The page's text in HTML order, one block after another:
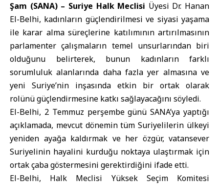
Şam (SANA) – Suriye Halk Meclisi Üyesi Dr. Hanan
El-Belhi, kadınların güçlendirilmesi ve siyasi yaşama
ile karar alma süreçlerine katılımının artırılmasının
parlamenter çalışmaların temel unsurlarından biri
olduğunu belirterek, bunun kadınların farklı
sorumluluk alanlarında daha fazla yer almasına ve
yeni Suriye’nin inşasında etkin bir ortak olarak
rolünü güçlendirmesine katkı sağlayacağını söyledi.
El-Belhi, 2 Temmuz perşembe günü SANA’ya yaptığı
açıklamada, mevcut dönemin tüm Suriyelilerin ülkeyi
yeniden ayağa kaldırmak ve her özgür, vatansever
Suriyelinin hayalini kurduğu noktaya ulaştırmak için
ortak çaba göstermesini gerektirdiğini ifade etti.
El-Belhi, Halk Meclisi Yüksek Seçim Komitesi